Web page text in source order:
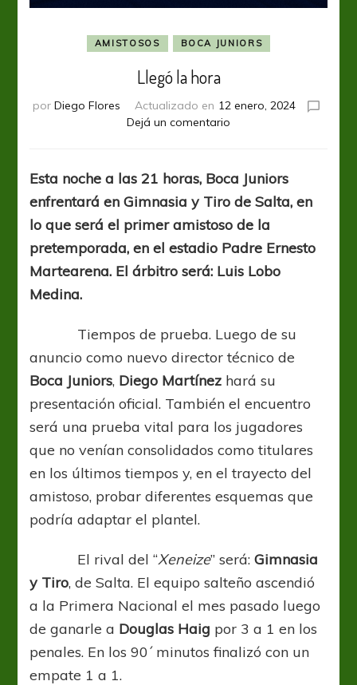
AMISTOSOS BOCA JUNIORS
Llegó la hora
por Diego Flores Actualizado en 12 enero, 2024
Dejá un comentario
hora
Esta noche a las 21 horas, Boca Juniors
enfrentará en Gimnasia y Tiro de Salta, en
lo que será el primer amistoso de la
pretemporada, en el estadio Padre Ernesto
Martearena. El árbitro será: Luis Lobo
Medina.
Tiempos de prueba. Luego de su
anuncio como nuevo director técnico de
Boca Juniors, Diego Martínez hará su
presentación oficial. También el encuentro
será una prueba vital para los jugadores
que no venían consolidados como titulares
en los últimos tiempos y, en el trayecto del
amistoso, probar diferentes esquemas que
podría adaptar el plantel.
El rival del “Xeneize” será:Gimnasia
y Tiro, de Salta. El equipo salteño ascendió
a la Primera Nacional el mes pasado luego
de ganarle a Douglas Haig por 3 a 1 en los
penales. En los 90´ minutos finalizó con un
empate 1 a 1.